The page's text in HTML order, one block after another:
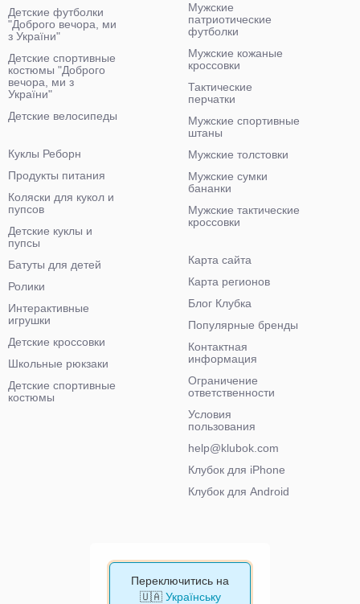
Детские футболки
"Доброго вечора, ми
з України"
Детские спортивные
костюмы "Доброго
вечора, ми з
України"
Детские велосипеды
Мужские
патриотические
футболки
Мужские кожаные
кроссовки
Тактические
перчатки
Мужские спортивные
штаны
Мужские толстовки
Мужские сумки
бананки
Мужские тактические
кроссовки
Куклы Реборн
Продукты питания
Коляски для кукол и
пупсов
Детские куклы и
пупсы
Батуты для детей
Ролики
Интерактивные
игрушки
Детские кроссовки
Школьные рюкзаки
Детские спортивные
костюмы
Карта сайта
Карта регионов
Блог Клубка
Популярные бренды
Контактная
информация
Ограничение
ответственности
Условия
пользования
help@klubok.com
Клубок для iPhone
Клубок для Android
Переключитись на
🇺🇦 Українську